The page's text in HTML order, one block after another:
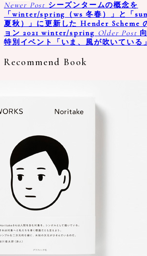
Newer Post シーズンタームの概念を
「winter/spring（ws 冬春）」と「
夏秋）」に更新した Hender Scheme
ョン 2021 winter/spring Older Post
特別イベント「いま、風が吹いている」
Recommend Book